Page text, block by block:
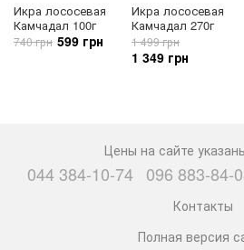
Икра лососевая
Камчадал 100г
740 грн 599 грн
Икра лососевая
Камчадал 270г
1 499 грн
1 349 грн
Цены на сайте
044 384-10-74 096 883-84-
Контакты
Полная версия